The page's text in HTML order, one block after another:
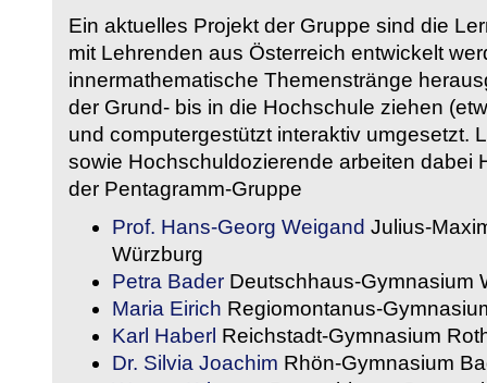
Ein aktuelles Projekt der Gruppe sind die
mit Lehrenden aus Österreich entwickelt
innermathematische Themenstränge
der Grund- bis in die Hochschule ziehen
und computergestützt interaktiv umgesetzt.
sowie Hochschuldozierende arbeiten dabei
der Pentagramm-Gruppe
Prof. Hans-Georg Weigand Julius-
Würzburg
Petra Bader Deutschhaus-Gymnasium
Maria Eirich Regiomontanus-
Karl Haberl Reichstadt-Gymnasium
Dr. Silvia Joachim Rhön-Gymnasium